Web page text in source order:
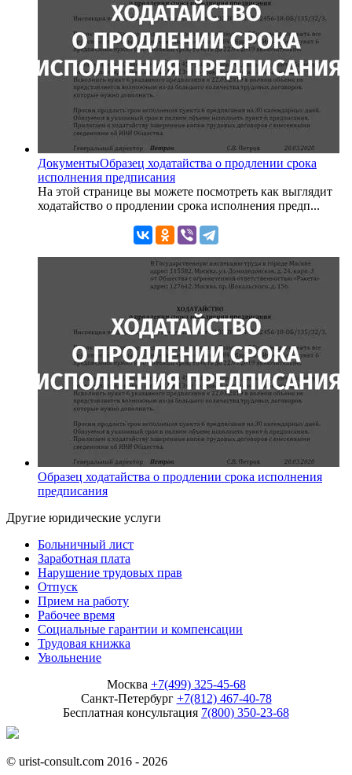
ДокументыОбразец ходатайства о продлении срока
исполнения предписания
На этой странице вы можете посмотреть как выглядит
ходатайство о продлении срока исполнения предп...
Образец ходатайства о продлении срока исполнения
предписания
Другие юридические услуги
Больничный лист
Заработная плата
Нарушение трудовых прав
Отпуск
Прием на работу
Рабочее время
Социальные гарантии и компенсации
Трудовая книжка
Увольнение
Москва +7(499) 325-45-68
Санкт-Петербург +7(812) 467-40-78
Бесплатная консультация 7(800) 350-23-68
© urist-consult.com 2016 - 2026